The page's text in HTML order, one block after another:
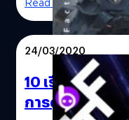
ได้ มาถึงตอนนี้ที่เฟส
เลื่อนฉายจากกำหน
กำหนด เราจะขอพา
Marvel ทำหนังห่วย
ตั้งแต่ Iron Man
อย่าง Spider-Man:
เห็นว่า กระแสการต
Read More
24/03/2020
10 เรื่องที่เราข
การดู